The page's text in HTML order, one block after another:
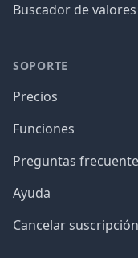
Buscador de valores
SOPORTE
Precios
Funciones
Preguntas
Ayuda
Cancelar suscripción